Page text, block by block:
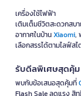
เครื่องใช้ไฟฟ้า
เติมเต็มชีวิตสะดวกส
อากาศในบ้านXiaomi,
เลือกสรรได้ตามไลฟ์ส
รับดีลพิเศษสุดคุ้ม
พบกับข้อเสนอสุดคุ้มที่
Flash Sale ลดแรง สิ